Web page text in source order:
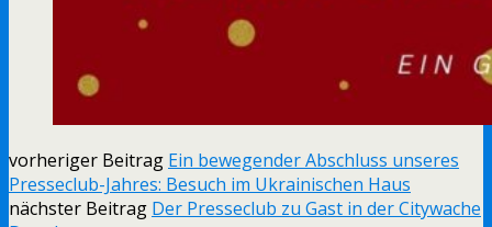
vorheriger Beitrag Ein bewegender Abschluss unseres
Presseclub-Jahres: Besuch im Ukrainischen Haus
nächster Beitrag Der Presseclub zu Gast in der Citywache